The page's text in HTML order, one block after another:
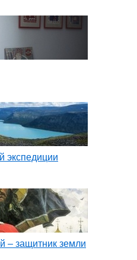
экспедиции
– защитник земли